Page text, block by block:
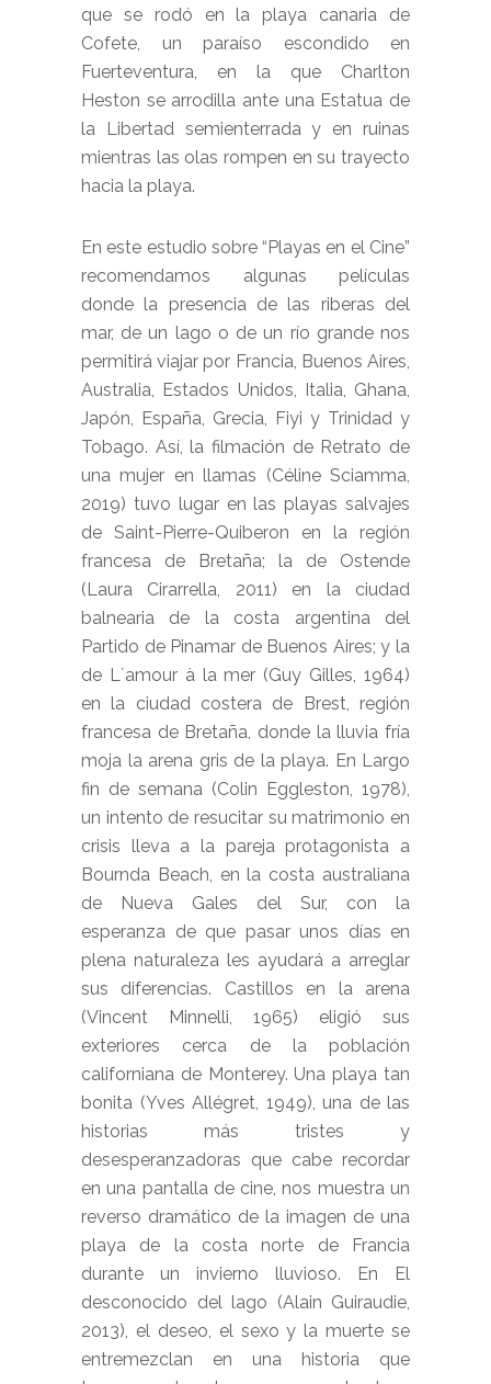
que se rodó en la playa canaria de
Cofete, un paraíso escondido en
Fuerteventura, en la que Charlton
Heston se arrodilla ante una Estatua de
la Libertad semienterrada y en ruinas
mientras las olas rompen en su trayecto
hacia la playa.
En este estudio sobre “Playas en el Cine”
recomendamos algunas películas
donde la presencia de las riberas del
mar, de un lago o de un río grande nos
permitirá viajar por Francia, Buenos Aires,
Australia, Estados Unidos, Italia, Ghana,
Japón, España, Grecia, Fiyi y Trinidad y
Tobago. Así, la filmación de Retrato de
una mujer en llamas (Céline Sciamma,
2019) tuvo lugar en las playas salvajes
de Saint-Pierre-Quiberon en la región
francesa de Bretaña; la de Ostende
(Laura Cirarrella, 2011) en la ciudad
balnearia de la costa argentina del
Partido de Pinamar de Buenos Aires; y la
de L´amour à la mer (Guy Gilles, 1964)
en la ciudad costera de Brest, región
francesa de Bretaña, donde la lluvia fría
moja la arena gris de la playa. En Largo
fin de semana (Colin Eggleston, 1978),
un intento de resucitar su matrimonio en
crisis lleva a la pareja protagonista a
Bournda Beach, en la costa australiana
de Nueva Gales del Sur, con la
esperanza de que pasar unos días en
plena naturaleza les ayudará a arreglar
sus diferencias. Castillos en la arena
(Vincent Minnelli, 1965) eligió sus
exteriores cerca de la población
californiana de Monterey. Una playa tan
bonita (Yves Allégret, 1949), una de las
historias más tristes y
desesperanzadoras que cabe recordar
en una pantalla de cine, nos muestra un
reverso dramático de la imagen de una
playa de la costa norte de Francia
durante un invierno lluvioso. En El
desconocido del lago (Alain Guiraudie,
2013), el deseo, el sexo y la muerte se
entremezclan en una historia que